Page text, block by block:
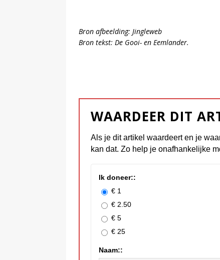
Bron afbeelding: Jingleweb
Bron tekst: De Gooi- en Eemlander.
WAARDEER DIT
Als je dit artikel waardeert en je
kan dat. Zo help je onafhankelijke
Ik doneer::
€ 1
€ 2.50
€ 5
€ 25
Naam::